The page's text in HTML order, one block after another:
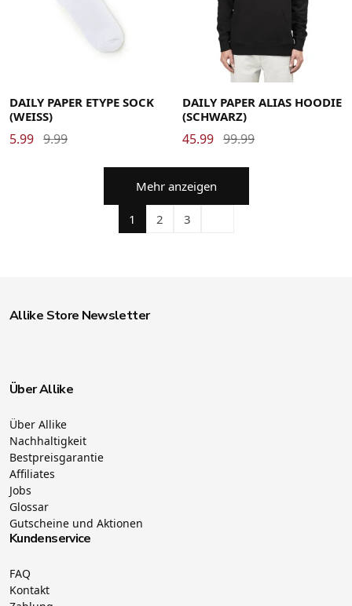
DAILY PAPER ETYPE SOCK
(WEISS)
5.99 9.99
Medium Small X-Large
DAILY PAPER ALIAS HOODIE
(SCHWARZ)
45.99 99.99
Mehr anzeigen
1 2 3
Allike Store Newsletter
Über Allike
Über Allike
Nachhaltigkeit
Bestpreisgarantie
Affiliates
Jobs
Glossar
Gutscheine und Aktionen
Kundenservice
FAQ
Kontakt